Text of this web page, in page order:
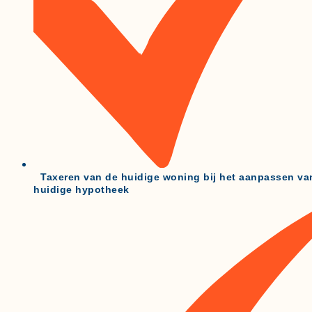
Taxeren van de huidige woning bij het aanpassen
huidige hypotheek